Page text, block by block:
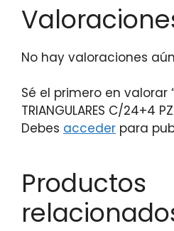
No hay valoraciones
Sé el primero en valorar
TRIANGULARES C/24+4
Debes acceder para
Productos